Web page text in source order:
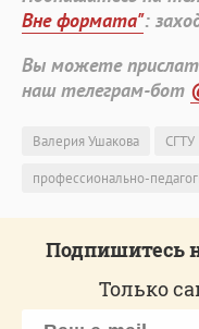
Вне формата":
Вы можете
наш телеграм-бот
Валерия Ушакова СГТУ
профессионально-
Подпишитесь
Только